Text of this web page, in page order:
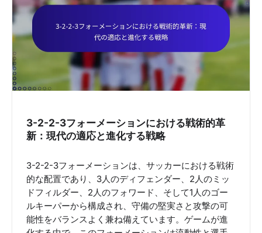
a
t
i
o
n
3-2-2-3フォーメーションにおける戦術的革
新：現代の適応と進化する戦略
3-2-2-3フォーメーションは、サッカーにおける戦術
的な配置であり、3人のディフェンダー、2人のミッ
ドフィルダー、2人のフォワード、そして1人のゴー
ルキーパーから構成され、守備の堅実さと攻撃の可
能性をバランスよく兼ね備えています。ゲームが進